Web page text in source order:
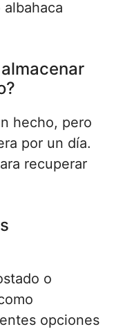
hecho, pero
por un día.
recuperar
o
opciones